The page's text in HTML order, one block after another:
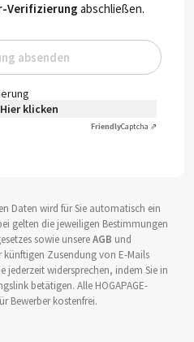
Verifizierung abschließen.
absenden
Hier klicken
FriendlyCaptcha ⇗
Daten wird für Sie automatisch ein
gelten die jeweiligen Bestimmungen
sowie unsereAGB und
künftigen Zusendung von E-Mails
jederzeit widersprechen, indem Sie in
betätigen. Alle HOGAPAGE-
Bewerber kostenfrei.